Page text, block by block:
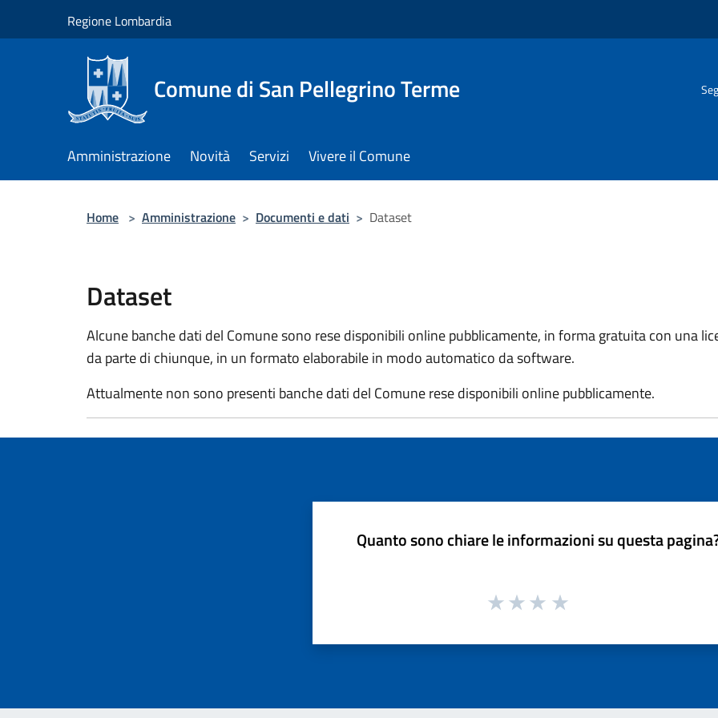
Regione Lombardia
Comune di San Pellegrino Terme
Amministrazione Novità Servizi Vivere il Comune
Home > Amministrazione > Documenti e dati > Dataset
Dataset
Alcune banche dati del Comune sono rese disponibili online pubblicamente, in forma gratuita con una
da parte di chiunque, in un formato elaborabile in modo automatico da software.
Attualmente non sono presenti banche dati del Comune rese disponibili online pubblicamente.
Quanto sono chiare le informazioni su questa